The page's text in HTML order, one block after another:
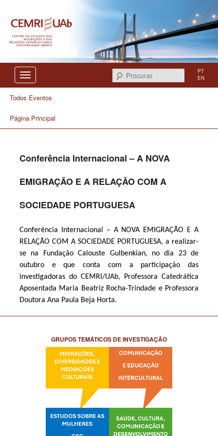
CEMRI
Procurar
PT
EN
Todos Eventos
Página Principal
Conferência Internacional – A NOVA
EMIGRAÇÃO E A RELAÇÃO COM A
SOCIEDADE PORTUGUESA
Conferência Internacional – A NOVA EMIGRAÇÃO E A
RELAÇÃO COM A SOCIEDADE PORTUGUESA, a realizar-
se na Fundação Calouste Gulbenkian, no dia 23 de
outubro e que conta com a participação das
investigadoras do CEMRI/UAb, Professora Catedrática
Aposentada Maria Beatriz Rocha-Trindade e Professora
Doutora Ana Paula Beja Horta.
GRUPOS TEMÁTICOS DE INVESTIGAÇÃO